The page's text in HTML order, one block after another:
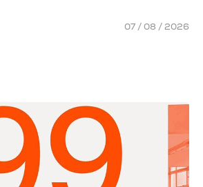
07 / 08 / 2026